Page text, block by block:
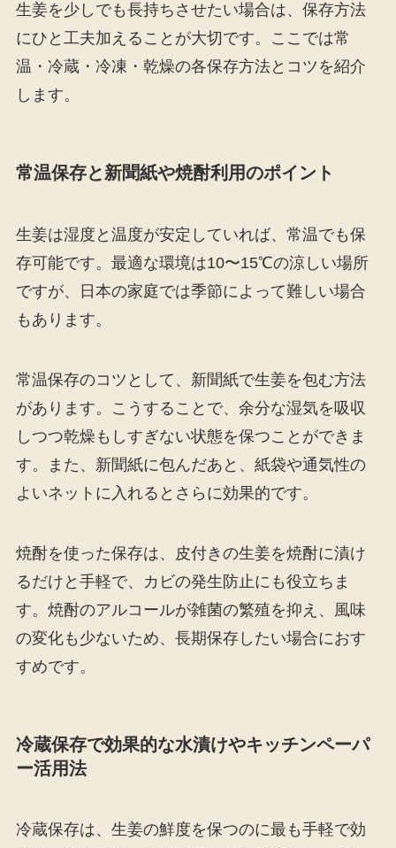
生姜を少しでも長持ちさせたい場合は、保存方法
にひと工夫加えることが大切です。ここでは常
温・冷蔵・冷凍・乾燥の各保存方法とコツを紹介
します。
常温保存と新聞紙や焼酎利用のポイント
生姜は湿度と温度が安定していれば、常温でも保
存可能です。最適な環境は10〜15℃の涼しい場所
ですが、日本の家庭では季節によって難しい場合
もあります。
常温保存のコツとして、新聞紙で生姜を包む方法
があります。こうすることで、余分な湿気を吸収
しつつ乾燥もしすぎない状態を保つことができま
す。また、新聞紙に包んだあと、紙袋や通気性の
よいネットに入れるとさらに効果的です。
焼酎を使った保存は、皮付きの生姜を焼酎に漬け
るだけと手軽で、カビの発生防止にも役立ちま
す。焼酎のアルコールが雑菌の繁殖を抑え、風味
の変化も少ないため、長期保存したい場合におす
すめです。
冷蔵保存で効果的な水漬けやキッチンペーパ
ー活用法
冷蔵保存は、生姜の鮮度を保つのに最も手軽で効